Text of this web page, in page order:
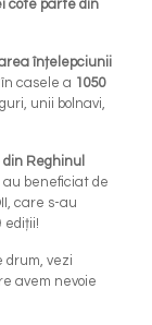
cote parte din
înțelepciunii
casele a 1050
unii bolnavi,
din Reghinul
au beneficiat de
care s-au
ediții!
drum, vezi
avem nevoie